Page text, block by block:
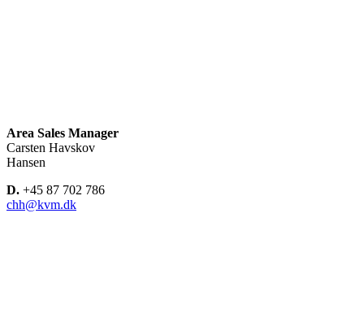
Area Sales Manager
Carsten Havskov
Hansen
D. +45 87 702 786
chh@kvm.dk